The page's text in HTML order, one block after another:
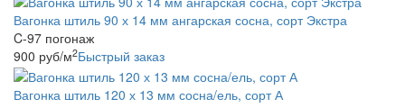
Вагонка штиль 90 х 14 мм ангарская сосна, сорт Экстра
C-97 погонаж
900 руб/м2Быстрый заказ
Вагонка штиль 120 х 13 мм сосна/ель, сорт А